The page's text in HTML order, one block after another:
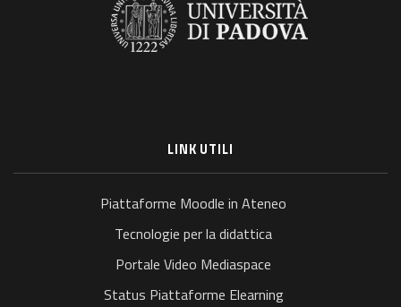
LINK UTILI
Piattaforme Moodle in Ateneo
Tecnologie per la didattica
Portale Video Mediaspace
Status Piattaforme Elearning